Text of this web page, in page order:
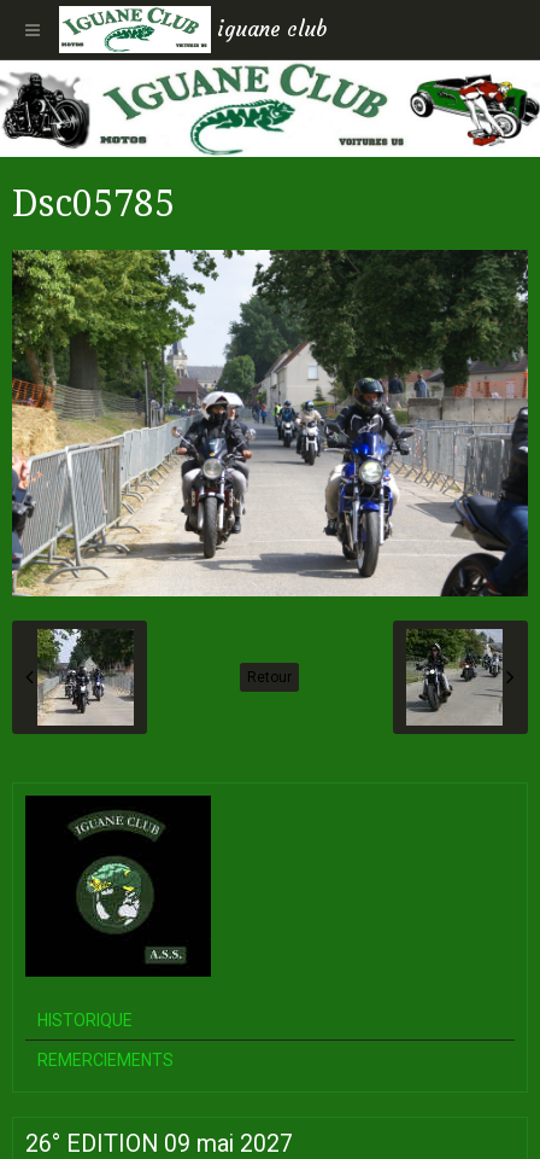
iguane club
Dsc05785
Retour
HISTORIQUE
REMERCIEMENTS
26° EDITION 09 mai 2027